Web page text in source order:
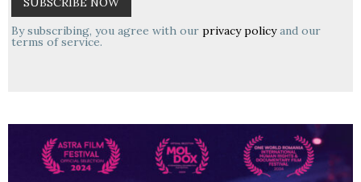
By subscribing, you agree with our privacy policyand our
terms of service.